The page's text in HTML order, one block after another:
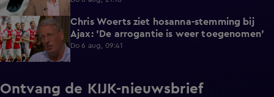
1:11
Chris Woerts ziet hosanna-stemming bij
Ajax: 'De arrogantie is weer toegenomen'
Do 6 aug, 09:41
Ontvang de KIJK-nieuwsbrief